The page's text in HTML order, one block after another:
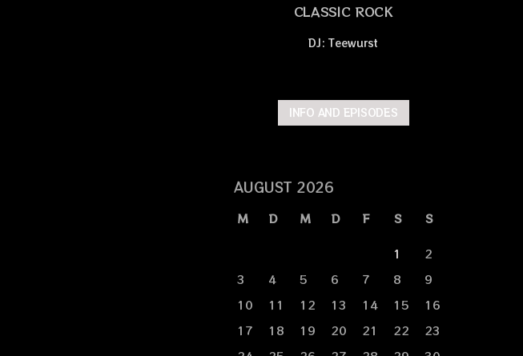
CLASSIC ROCK
DJ: Teewurst
INFO AND EPISODES
AUGUST 2026
M D M D F S S
1
2
3
4 5 6 7 8
9
10
11 12 13 14 15
16
17
18 19 20 21 22
23